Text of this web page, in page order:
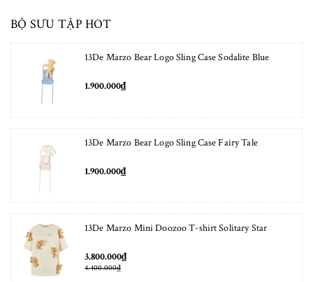
BỘ SƯU TẬP HOT
13De Marzo Bear Logo Sling Case Sodalite Blue
1.900.000₫
13De Marzo Bear Logo Sling Case Fairy Tale
1.900.000₫
13De Marzo Mini Doozoo T-shirt Solitary Star
3.800.000₫
4.400.000₫